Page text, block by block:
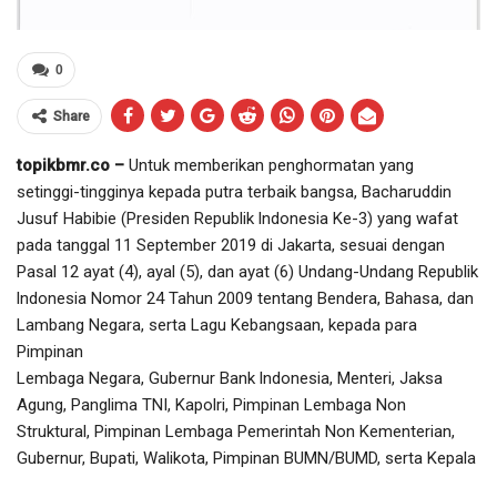
0
Share
topikbmr.co – Untuk memberikan penghormatan yang
setinggi-tingginya kepada putra terbaik bangsa, Bacharuddin
Jusuf Habibie (Presiden Republik lndonesia Ke-3) yang wafat
pada tanggal 11 September 2019 di Jakarta, sesuai dengan
Pasal 12 ayat (4), ayal (5), dan ayat (6) Undang-Undang Republik
lndonesia Nomor 24 Tahun 2009 tentang Bendera, Bahasa, dan
Lambang Negara, serta Lagu Kebangsaan, kepada para
Pimpinan
Lembaga Negara, Gubernur Bank lndonesia, Menteri, Jaksa
Agung, Panglima TNI, Kapolri, Pimpinan Lembaga Non
Struktural, Pimpinan Lembaga Pemerintah Non Kementerian,
Gubernur, Bupati, Walikota, Pimpinan BUMN/BUMD, serta Kepala